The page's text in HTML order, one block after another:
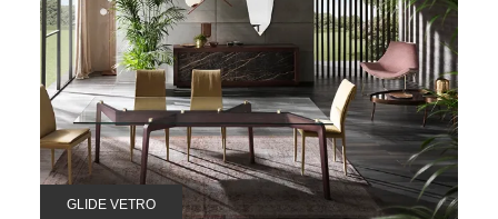
GLIDE VETRO